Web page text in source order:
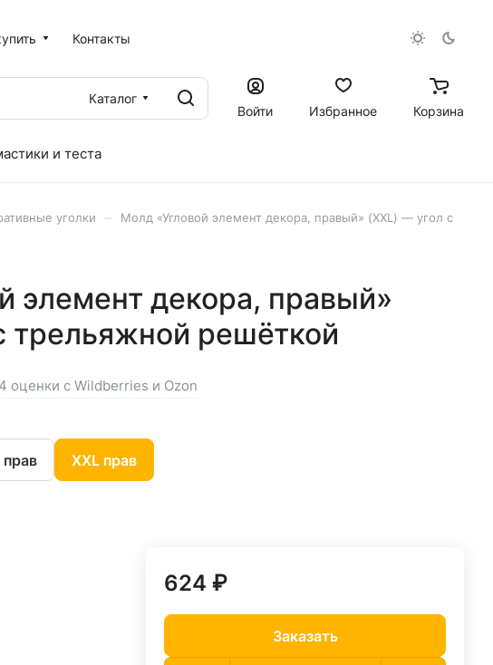
Контакты
Каталог
Войти
Избранное Корзина
и теста
уголки
Молд «Угловой элемент декора, правый» (XXL) — угол с
элемент декора, правый»
трельяжной решёткой
оценки с Wildberries и Ozon
прав XXL прав
624 ₽
Заказать